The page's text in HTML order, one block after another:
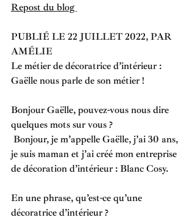
Repost du blog
PUBLIÉ LE 22 JUILLET 2022, PAR
AMÉLIE
Le métier de décoratrice d’intérieur :
Gaëlle nous parle de son métier !
Bonjour Gaëlle, pouvez-vous nous dire
quelques mots sur vous ?
Bonjour, je m’appelle Gaëlle, j’ai 30 ans,
je suis maman et j’ai créé mon entreprise
de décoration d’intérieur : Blanc Cosy.
En une phrase, qu’est-ce qu’une
décoratrice d’intérieur ?